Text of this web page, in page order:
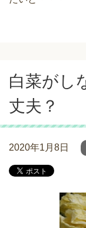
白菜がし
丈夫？
2020年1月8日